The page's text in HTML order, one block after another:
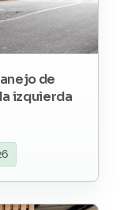
de
izquierda